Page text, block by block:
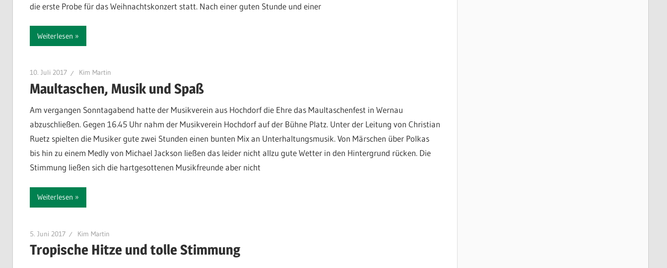
die erste Probe für das Weihnachtskonzert statt. Nach einer guten Stunde und einer
Weiterlesen
10. Juli 2017 Kim Martin
Maultaschen, Musik und Spaß
Am vergangen Sonntagabend hatte der Musikverein aus Hochdorf die Ehre das Maultaschenfest in Wernau
abzuschließen. Gegen 16.45 Uhr nahm der Musikverein Hochdorf auf der Bühne Platz. Unter der Leitung von Christian
Ruetz spielten die Musiker gute zwei Stunden einen bunten Mix an Unterhaltungsmusik. Von Märschen über Polkas
bis hin zu einem Medly von Michael Jackson ließen das leider nicht allzu gute Wetter in den Hintergrund rücken. Die
Stimmung ließen sich die hartgesottenen Musikfreunde aber nicht
Weiterlesen
5. Juni 2017 Kim Martin
Tropische Hitze und tolle Stimmung